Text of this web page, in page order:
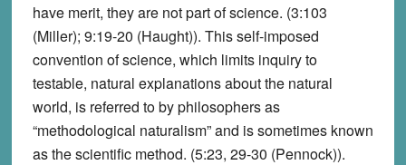
have merit, they are not part of science. (3:103
(Miller); 9:19-20 (Haught)). This self-imposed
convention of science, which limits inquiry to
testable, natural explanations about the natural
world, is referred to by philosophers as
“methodological naturalism” and is sometimes known
as the scientific method. (5:23, 29-30 (Pennock)).